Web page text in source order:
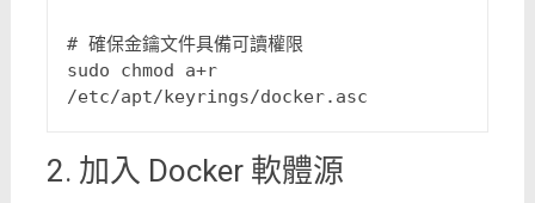
# 確保金鑰文件具備可讀權限
sudo chmod a+r
2. 加入 Docker 軟體源